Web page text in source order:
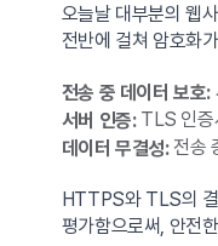
오늘날 대부분의 웹
전반에 걸쳐 암호화
전송 중 데이터 보호:
서버 인증:TLS 인증
데이터 무결성:전송
HTTPS와 TLS의 결
평가함으로써, 안전